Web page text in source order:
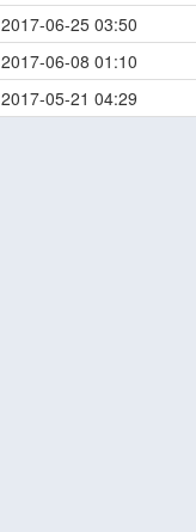
2017-06-25 03:50
2017-06-08 01:10
2017-05-21 04:29